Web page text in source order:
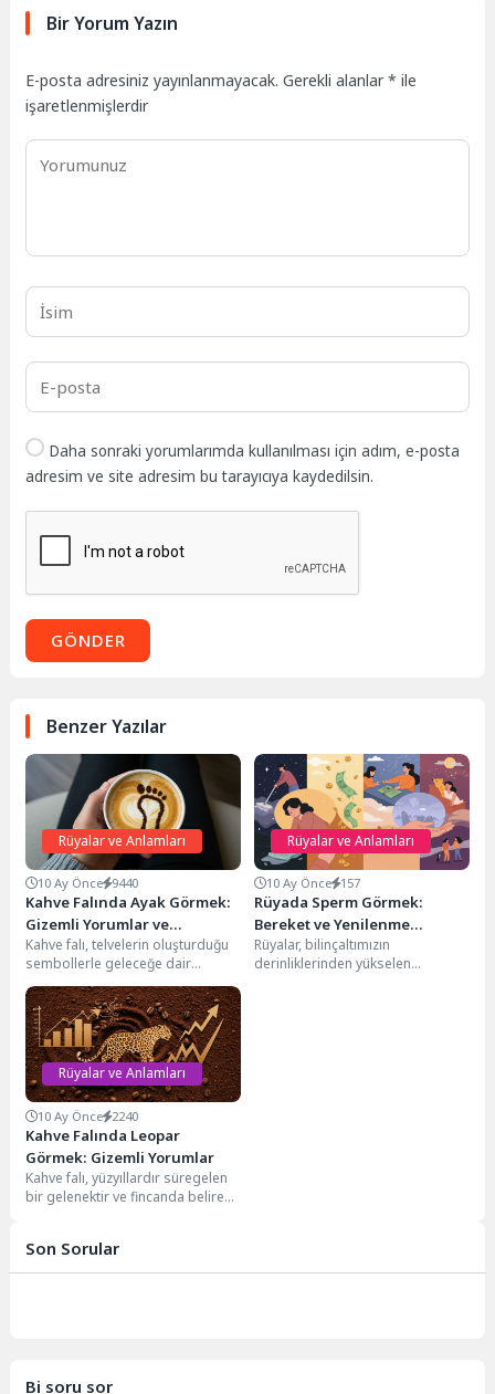
Bir Yorum Yazın
E-posta adresiniz yayınlanmayacak. Gerekli alanlar* ile
işaretlenmişlerdir
Daha sonraki yorumlarımda kullanılması için adım, e-posta
adresim ve site adresim bu tarayıcıya kaydedilsin.
GÖNDER
Benzer Yazılar
Rüyalar ve Anlamları
10 Ay Önce 9440
Kahve Falında Ayak Görmek:
Gizemli Yorumlar ve
Anlamları
Kahve falı, telvelerin oluşturduğu
sembollerle geleceğe dair
ipuçları arayan kadim bir
gelenektir. Bu semboller
arasında...
Rüyalar ve Anlamları
10 Ay Önce 157
Rüyada Sperm Görmek:
Bereket ve Yenilenme
Sembolleri
Rüyalar, bilinçaltımızın
derinliklerinden yükselen
Rüyalar ve Anlamları
10 Ay Önce 2240
Kahve Falında Leopar
Görmek: Gizemli Yorumlar
Kahve falı, yüzyıllardır süregelen
bir gelenektir ve fincanda beliren
Son Sorular
Bi soru sor